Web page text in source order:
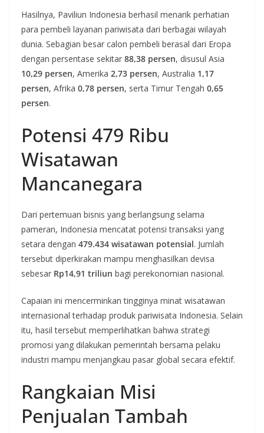
Hasilnya, Paviliun Indonesia berhasil menarik perhatian
para pembeli layanan pariwisata dari berbagai wilayah
dunia. Sebagian besar calon pembeli berasal dari Eropa
dengan persentase sekitar 88,38 persen, disusul Asia
10,29 persen, Amerika 2,73 persen, Australia 1,17
persen, Afrika 0,78 persen, serta Timur Tengah 0,65
persen.
Potensi 479 Ribu
Wisatawan
Mancanegara
Dari pertemuan bisnis yang berlangsung selama
pameran, Indonesia mencatat potensi transaksi yang
setara dengan 479.434 wisatawan potensial. Jumlah
tersebut diperkirakan mampu menghasilkan devisa
sebesar Rp14,91 triliun bagi perekonomian nasional.
Capaian ini mencerminkan tingginya minat wisatawan
internasional terhadap produk pariwisata Indonesia. Selain
itu, hasil tersebut memperlihatkan bahwa strategi
promosi yang dilakukan pemerintah bersama pelaku
industri mampu menjangkau pasar global secara efektif.
Rangkaian Misi
Penjualan Tambah